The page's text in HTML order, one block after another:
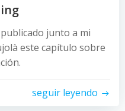
junto a mi
este capítulo sobre
seguir leyendo